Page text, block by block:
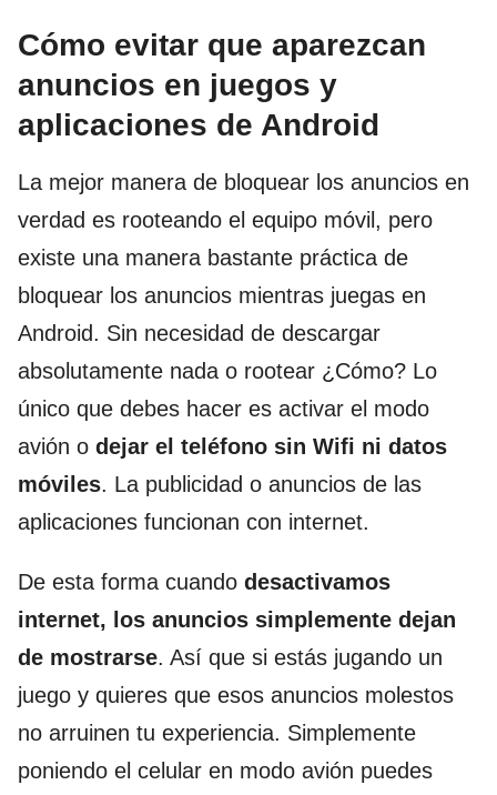
Cómo evitar que aparezcan
anuncios en juegos y
aplicaciones de Android
La mejor manera de bloquear los anuncios en
verdad es rooteando el equipo móvil, pero
existe una manera bastante práctica de
bloquear los anuncios mientras juegas en
Android. Sin necesidad de descargar
absolutamente nada o rootear ¿Cómo? Lo
único que debes hacer es activar el modo
avión o dejar el teléfono sin Wifi ni datos
móviles. La publicidad o anuncios de las
aplicaciones funcionan con internet.
De esta forma cuando desactivamos
internet, los anuncios simplemente dejan
de mostrarse. Así que si estás jugando un
juego y quieres que esos anuncios molestos
no arruinen tu experiencia. Simplemente
poniendo el celular en modo avión puedes